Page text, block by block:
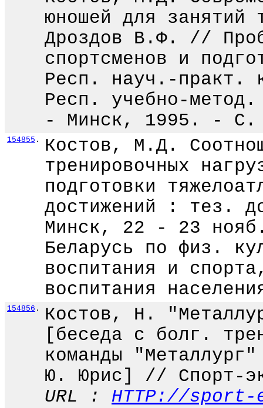
юношей для
Дроздов В.Ф. //
спортсменов и
Респ. науч.-
Респ. учебно-
- Минск, 1995. - С.
154855 .
Костов, М.Д.
тренировочных
подготовки
достижений : тез.
Минск, 22 - 23
Беларусь по физ.
воспитания и
воспитания
154856 .
Костов, Н.
[беседа с болг.
команды
Ю. Юрис] // Спорт-
URL : HTTP://sport-